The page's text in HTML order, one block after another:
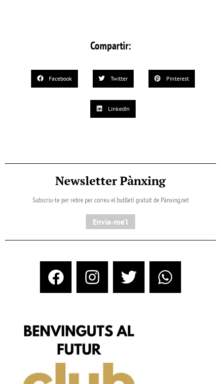
Compartir:
Facebook Twitter Pinterest
LinkedIn
Newsletter Pànxing
Subscriu-te per rebre per correu el butlletí gratuït de Pànxing.net​
Envia-me'l